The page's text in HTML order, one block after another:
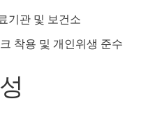
기관 및 보건소
착용 및 개인위생 준수